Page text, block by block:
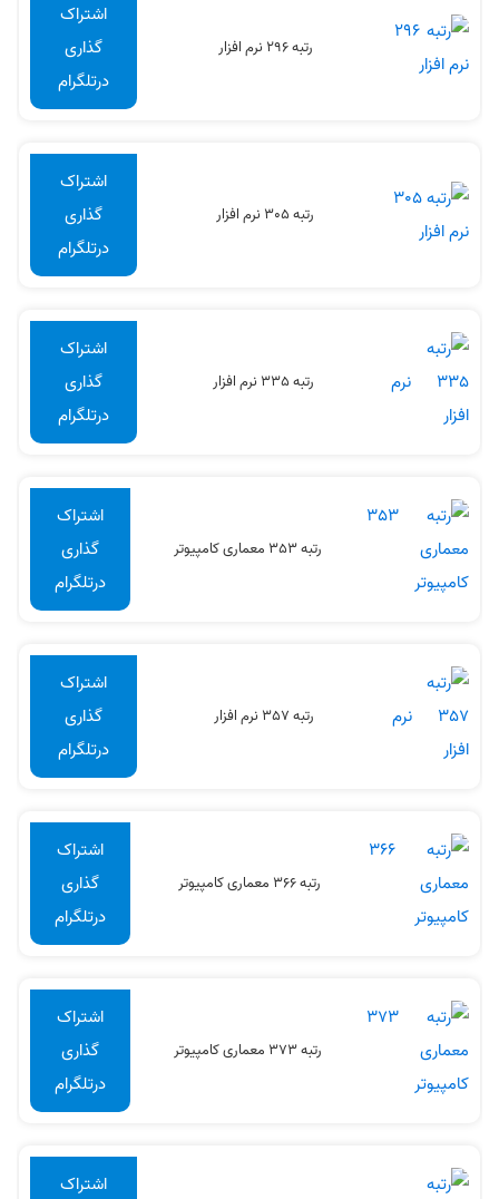
رتبه 296 نرم افزار
اشتراک
گذاری
درتلگرام
رتبه 305 نرم افزار
اشتراک
گذاری
درتلگرام
رتبه 335 نرم افزار
اشتراک
گذاری
درتلگرام
رتبه 353 معماری کامپیوتر
اشتراک
گذاری
درتلگرام
رتبه 357 نرم افزار
اشتراک
گذاری
درتلگرام
رتبه 366 معماری کامپیوتر
اشتراک
گذاری
درتلگرام
رتبه 373 معماری کامپیوتر
اشتراک
گذاری
درتلگرام
اشتراک